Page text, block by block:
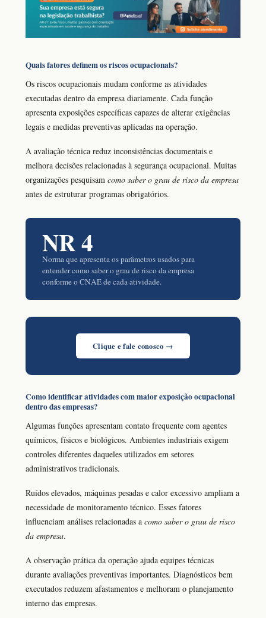
Quais fatores definem os riscos ocupacionais?
Os riscos ocupacionais mudam conforme as atividades
executadas dentro da empresa diariamente. Cada função
apresenta exposições específicas capazes de alterar exigências
legais e medidas preventivas aplicadas na operação.
A avaliação técnica reduz inconsistências documentais e
melhora decisões relacionadas à segurança ocupacional. Muitas
organizações pesquisam como saber o grau de risco da empresa
antes de estruturar programas obrigatórios.
NR 4
Norma que apresenta os parâmetros usados para
entender como saber o grau de risco da empresa
conforme o CNAE de cada atividade.
Clique e fale conosco →
Como identificar atividades com maior exposição ocupacional
dentro das empresas?
Algumas funções apresentam contato frequente com agentes
químicos, físicos e biológicos. Ambientes industriais exigem
controles diferentes daqueles utilizados em setores
administrativos tradicionais.
Ruídos elevados, máquinas pesadas e calor excessivo ampliam a
necessidade de monitoramento técnico. Esses fatores
influenciam análises relacionadas a como saber o grau de risco
da empresa.
A observação prática da operação ajuda equipes técnicas
durante avaliações preventivas importantes. Diagnósticos bem
executados reduzem afastamentos e melhoram o planejamento
interno das empresas.